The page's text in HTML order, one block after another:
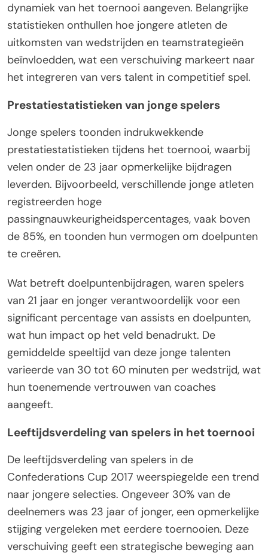
dynamiek van het toernooi aangeven. Belangrijke
statistieken onthullen hoe jongere atleten de
uitkomsten van wedstrijden en teamstrategieën
beïnvloedden, wat een verschuiving markeert naar
het integreren van vers talent in competitief spel.
Prestatiestatistieken van jonge spelers
Jonge spelers toonden indrukwekkende
prestatiestatistieken tijdens het toernooi, waarbij
velen onder de 23 jaar opmerkelijke bijdragen
leverden. Bijvoorbeeld, verschillende jonge atleten
registreerden hoge
passingnauwkeurigheidspercentages, vaak boven
de 85%, en toonden hun vermogen om doelpunten
te creëren.
Wat betreft doelpuntenbijdragen, waren spelers
van 21 jaar en jonger verantwoordelijk voor een
significant percentage van assists en doelpunten,
wat hun impact op het veld benadrukt. De
gemiddelde speeltijd van deze jonge talenten
varieerde van 30 tot 60 minuten per wedstrijd, wat
hun toenemende vertrouwen van coaches
aangeeft.
Leeftijdsverdeling van spelers in het toernooi
De leeftijdsverdeling van spelers in de
Confederations Cup 2017 weerspiegelde een trend
naar jongere selecties. Ongeveer 30% van de
deelnemers was 23 jaar of jonger, een opmerkelijke
stijging vergeleken met eerdere toernooien. Deze
verschuiving geeft een strategische beweging aan